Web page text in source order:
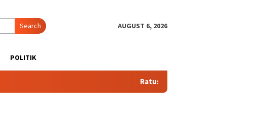
Search AUGUST 6, 2026
POLITIK
Ratusan Warga Kota Garo Tolak KSO PT Agrinas